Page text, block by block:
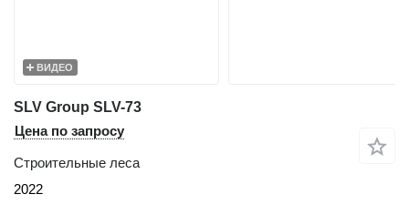
ВИДЕО
SLV Group SLV-73
Цена по запросу
Строительные леса
2022